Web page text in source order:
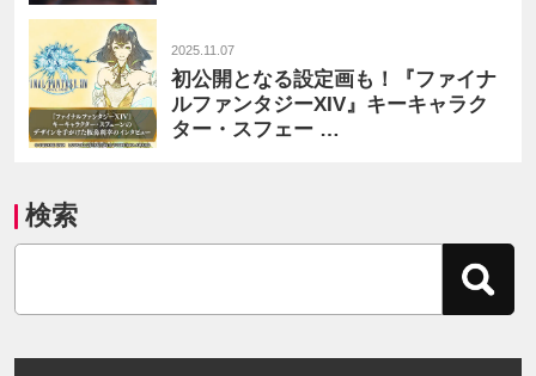
2025.11.07
初公開となる設定画も！『ファイナ
ルファンタジーXIV』キーキャラク
ター・スフェー …
検索